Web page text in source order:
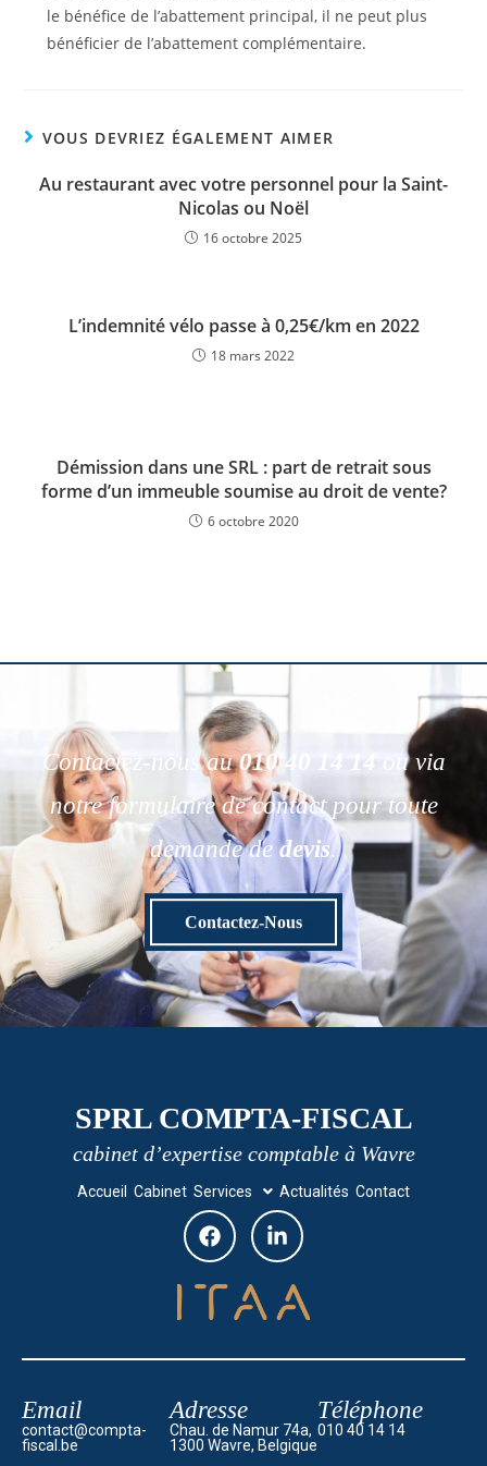
le bénéfice de l’abattement principal, il ne peut plus
bénéficier de l’abattement complémentaire.
VOUS DEVRIEZ ÉGALEMENT AIMER
Au restaurant avec votre personnel pour la Saint-
Nicolas ou Noël
16 octobre 2025
L’indemnité vélo passe à 0,25€/km en 2022
18 mars 2022
Démission dans une SRL : part de retrait sous
forme d’un immeuble soumise au droit de vente?
6 octobre 2020
Contactez-nous au010 40 14 14
ou via
notre formulaire de contact pour toute
demande de devis.
Contactez-Nous
SPRL COMPTA-FISCAL
cabinet d’expertise comptable à Wavre
Accueil Cabinet Services Actualités Contact
Email
contact@compta-
fiscal.be
Adresse
Chau. de Namur 74a,
1300 Wavre, Belgique
Téléphone
010 40 14 14